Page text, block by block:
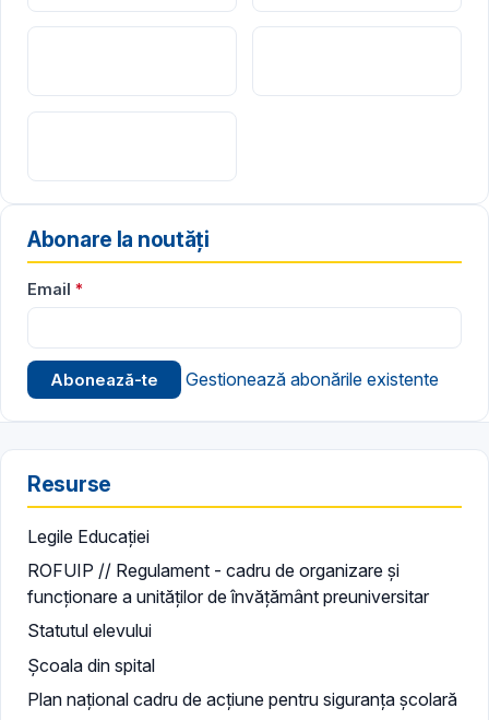
Abonare la noutăți
Email
Gestionează abonările existente
Resurse
Legile Educației
ROFUIP // Regulament - cadru de organizare și
funcționare a unităților de învățământ preuniversitar
Statutul elevului
Școala din spital
Plan național cadru de acțiune pentru siguranța școlară